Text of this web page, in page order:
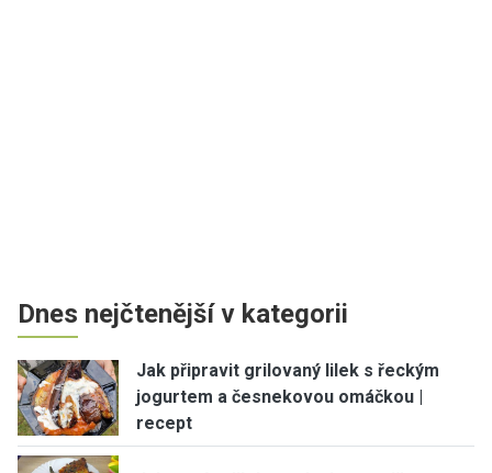
Dnes nejčtenější v kategorii
Jak připravit grilovaný lilek s řeckým
jogurtem a česnekovou omáčkou |
recept